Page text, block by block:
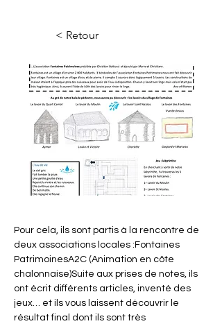
< Retour
Pour cela, ils sont partis à la rencontre de
deux associations locales :Fontaines
PatrimoinesA2C (Animation en côte
chalonnaise)Suite aux prises de notes, ils
ont écrit différents articles, inventé des
jeux… et ils vous laissent découvrir le
résultat final dont ils sont très